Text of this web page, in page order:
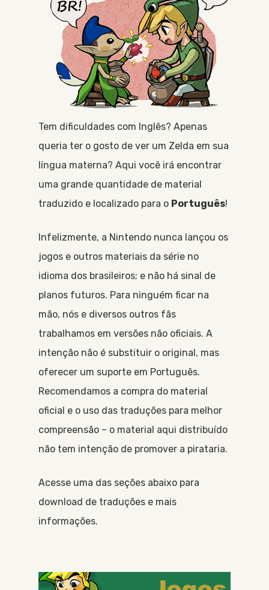
Tem dificuldades com Inglês? Apenas
queria ter o gosto de ver um Zelda em sua
língua materna? Aqui você irá encontrar
uma grande quantidade de material
traduzido e localizado para o Português!
Infelizmente, a Nintendo nunca lançou os
jogos e outros materiais da série no
idioma dos brasileiros; e não há sinal de
planos futuros. Para ninguém ficar na
mão, nós e diversos outros fãs
trabalhamos em versões não oficiais. A
intenção não é substituir o original, mas
oferecer um suporte em Português.
Recomendamos a compra do material
oficial e o uso das traduções para melhor
compreensão – o material aqui distribuído
não tem intenção de promover a pirataria.
Acesse uma das seções abaixo para
download de traduções e mais
informações.